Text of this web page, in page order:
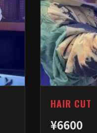
HAIR CUT
¥6600